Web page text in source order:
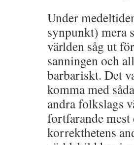
Under
synpunkt) mera
världen såg ut
sanningen och
barbariskt. Det
komma med
andra folkslags
fortfarande
korrekthetens